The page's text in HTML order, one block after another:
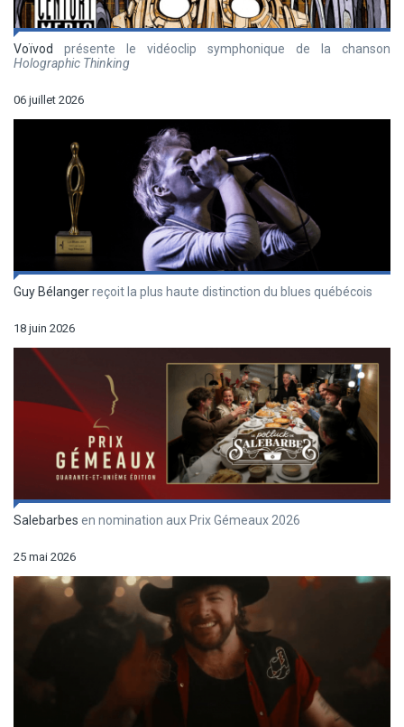
Voïvod présente le vidéoclip symphonique de la chanson
Holographic Thinking
06 juillet 2026
Guy Bélangerreçoit la plus haute distinction du blues québécois
18 juin 2026
Salebarbes en nomination aux Prix Gémeaux 2026
25 mai 2026